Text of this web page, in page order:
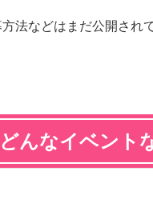
法などはまだ公開され
んなイベント